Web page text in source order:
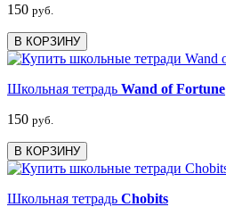
150 руб.
В КОРЗИНУ
Школьная тетрадь Wand of Fortune
150 руб.
В КОРЗИНУ
Школьная тетрадь Chobits